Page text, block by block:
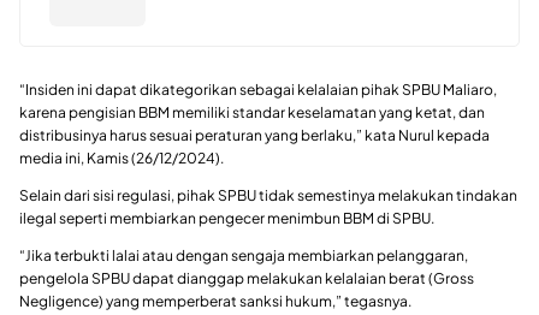
“Insiden ini dapat dikategorikan sebagai kelalaian pihak SPBU Maliaro,
karena pengisian BBM memiliki standar keselamatan yang ketat, dan
distribusinya harus sesuai peraturan yang berlaku,” kata Nurul kepada
media ini, Kamis (26/12/2024).
Selain dari sisi regulasi, pihak SPBU tidak semestinya melakukan tindakan
ilegal seperti membiarkan pengecer menimbun BBM di SPBU.
“Jika terbukti lalai atau dengan sengaja membiarkan pelanggaran,
pengelola SPBU dapat dianggap melakukan kelalaian berat (Gross
Negligence) yang memperberat sanksi hukum,” tegasnya.